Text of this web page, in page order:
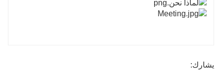
يشارك: